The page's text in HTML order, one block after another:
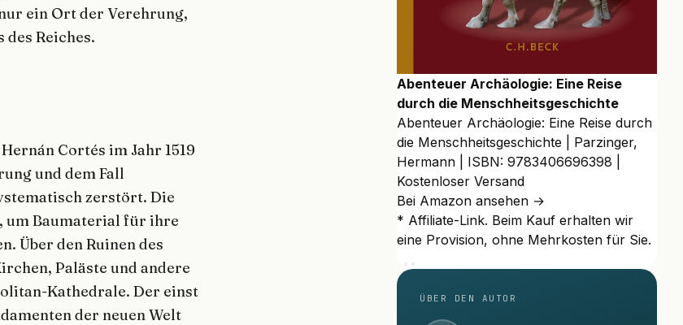
ein Ort der Verehrung,
Reiches.
Cortés im Jahr 1519
und dem Fall
zerstört. Die
um Baumaterial für ihre
Über den Ruinen des
Paläste und andere
Kathedrale. Der einst
der neuen Welt
Abenteuer Archäologie: Eine Reise
durch die Menschheitsgeschichte
Abenteuer Archäologie: Eine Reise durch
die Menschheitsgeschichte | Parzinger,
Hermann | ISBN: 9783406696398 |
Kostenloser Versand
Bei Amazon ansehen →
* Affiliate-Link. Beim Kauf erhalten wir
eine Provision, ohne Mehrkosten für Sie.
ÜBER DEN AUTOR